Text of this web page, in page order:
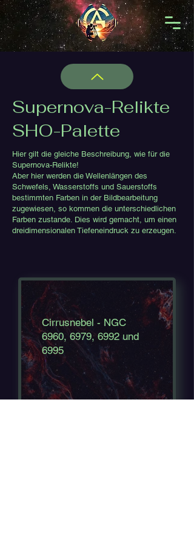
Supernova-Relikte
SHO-Palette
Hier gilt die gleiche Beschreibung, wie für die
Supernova-Relikte!
Aber hier werden die Wellenlängen des
Schwefels, Wasserstoffs und Sauerstoffs
bestimmten Farben in der Bildbearbeitung
zugewiesen, so kommen die unterschiedlichen
Farben zustande. Dies wird gemacht, um einen
dreidimensionalen Tiefeneindruck zu erzeugen.
Cirrusnebel - NGC
6960, 6979, 6992 und
6995